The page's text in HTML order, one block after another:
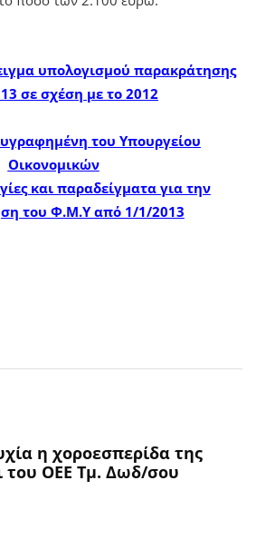
υπολογισμού παρακράτησης
σε σχέση με το 2012
του Υπουργείου
Οικονομικών
και παραδείγματα για την
του Φ.Μ.Υ από 1/1/2013
η χοροεσπερίδα της
του ΟΕΕ Τμ. Δωδ/σου